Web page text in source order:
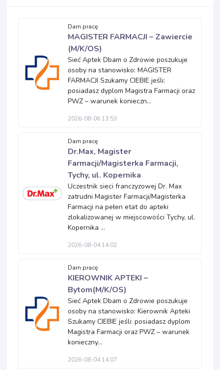
Dam pracę
MAGISTER FARMACJI – Zawiercie
(M/K/OS)
Sieć Aptek Dbam o Zdrowie poszukuje
osoby na stanowisko: MAGISTER
FARMACJI Szukamy CIEBIE jeśli:
posiadasz dyplom Magistra Farmacji oraz
PWZ – warunek konieczn...
2026-08-06 13:53
Dam pracę
Dr.Max, Magister
Farmacji/Magisterka Farmacji,
Tychy, ul. Kopernika
Uczestnik sieci franczyzowej Dr. Max
zatrudni Magister Farmacji/Magisterka
Farmacji na pełen etat do apteki
zlokalizowanej w miejscowości Tychy, ul.
Kopernika ...
2026-08-04 14:02
Dam pracę
KIEROWNIK APTEKI –
Bytom(M/K/OS)
Sieć Aptek Dbam o Zdrowie poszukuje
osoby na stanowisko: Kierownik Apteki
Szukamy CIEBIE jeśli: posiadasz dyplom
Magistra Farmacji oraz PWZ – warunek
konieczny...
2026-08-04 14:07